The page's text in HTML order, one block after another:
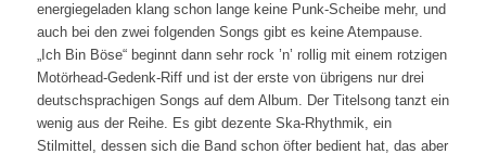
energiegeladen klang schon lange keine Punk-Scheibe mehr, und
auch bei den zwei folgenden Songs gibt es keine Atempause.
„Ich Bin Böse“ beginnt dann sehr rock ’n’ rollig mit einem rotzigen
Motörhead-Gedenk-Riff und ist der erste von übrigens nur drei
deutschsprachigen Songs auf dem Album. Der Titelsong tanzt ein
wenig aus der Reihe. Es gibt dezente Ska-Rhythmik, ein
Stilmittel, dessen sich die Band schon öfter bedient hat, das aber